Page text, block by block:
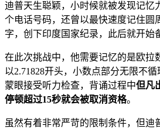
迪普天生聪颖，小时候就被发现记忆
个电话号码，还曾以最快速度记住圆
字，创下印度国家纪录，此后就开始
在此次挑战中，他需要记忆的是欧拉
以2.71828开头，小数点部分无限不
蒙眼接受听力检查，背诵过程中但凡
停顿超过15秒就会被取消资格。
虽然有着非常严苛的限制条件，但迪